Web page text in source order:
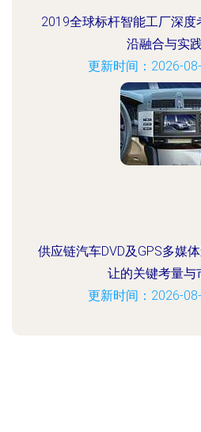
2019全球标杆智能工厂深
沿融合与实
更新时间：2026-
供应链汽车DVD及GPS多媒
让的关键考量与
更新时间：2026-